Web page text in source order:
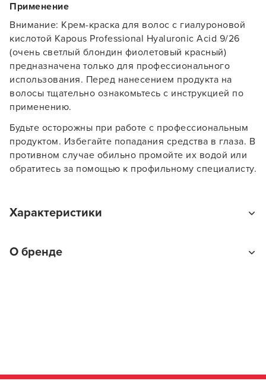
Применение
Внимание: Крем-краска для волос с гиалуроновой
кислотой Kapous Professional Hyaluronic Acid 9/26
(очень светлый блондин фиолетовый красный)
предназначена только для профессионального
использования. Перед нанесением продукта на
волосы тщательно ознакомьтесь с инструкцией по
применению.
Будьте осторожны при работе с профессиональным
продуктом. Избегайте попадания средства в глаза. В
противном случае обильно промойте их водой или
обратитесь за помощью к профильному специалисту.
Характеристики
Краска для волос
О бренде
Professional – качественная продукция российского
В новом приложении RedHare Market для Android
смотреть товары и оформлять заказы — удобнее и
намного быстрее!
УСТАНОВИТЬ ИЗ GOOGLE PLAY